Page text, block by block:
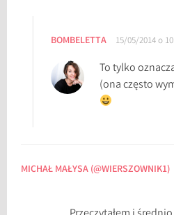
BOMBELETTA 15/05/2014 o
To tylko
(ona często
MICHAŁ MAŁYSA (@WIERSZOWNIK1)